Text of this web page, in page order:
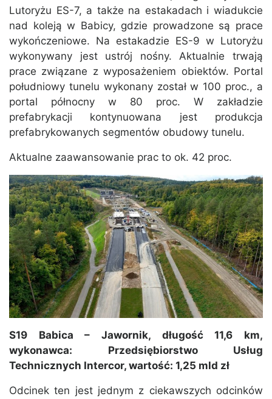
Lutoryżu ES-7, a także na estakadach i wiadukcie
nad koleją w Babicy, gdzie prowadzone są prace
wykończeniowe. Na estakadzie ES-9 w Lutoryżu
wykonywany jest ustrój nośny. Aktualnie trwają
prace związane z wyposażeniem obiektów. Portal
południowy tunelu wykonany został w 100 proc., a
portal północny w 80 proc. W zakładzie
prefabrykacji kontynuowana jest produkcja
prefabrykowanych segmentów obudowy tunelu.
Aktualne zaawansowanie prac to ok. 42 proc.
S19 Babica – Jawornik, długość 11,6 km,
wykonawca: Przedsiębiorstwo Usług
Technicznych Intercor, wartość: 1,25 mld zł
Odcinek ten jest jednym z ciekawszych odcinków